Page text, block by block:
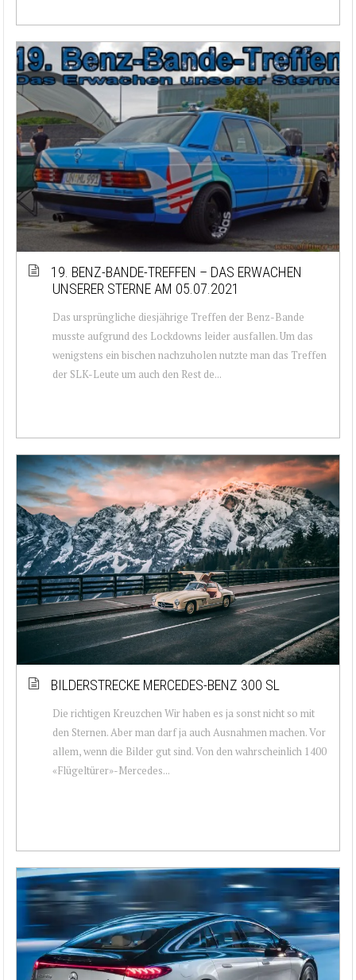
19. BENZ-BANDE-TREFFEN – DAS ERWACHEN
UNSERER STERNE AM 05.07.2021
Das ursprüngliche diesjährige Treffen der Benz-Bande
musste aufgrund des Lockdowns leider ausfallen. Um das
wenigstens ein bischen nachzuholen nutzte man das Treffen
der SLK-Leute um auch den Rest de...
BILDERSTRECKE MERCEDES-BENZ 300 SL
Die richtigen Kreuzchen Wir haben es ja sonst nicht so mit
den Sternen. Aber man darf ja auch Ausnahmen machen. Vor
allem, wenn die Bilder gut sind. Von den wahrscheinlich 1400
«Flügeltürer»-Mercedes...